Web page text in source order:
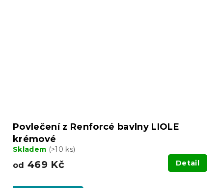
Povlečení z Renforcé bavlny LIOLE
krémové
Skladem (>10 ks)
od 469 Kč Detail